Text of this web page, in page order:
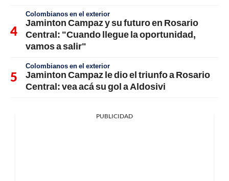
Colombianos en el exterior
Jaminton Campaz y su futuro en Rosario
Central: "Cuando llegue la oportunidad,
vamos a salir"
Colombianos en el exterior
Jaminton Campaz le dio el triunfo a Rosario
Central: vea acá su gol a Aldosivi
PUBLICIDAD